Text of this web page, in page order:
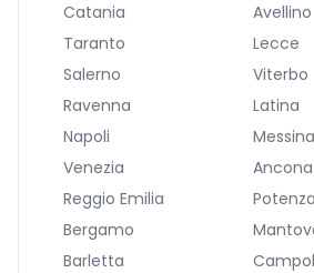
Catania
Avellino
Taranto
Lecce
Salerno
Viterbo
Ravenna
Latina
Napoli
Messina
Venezia
Ancona
Reggio Emilia
Potenza
Bergamo
Barletta